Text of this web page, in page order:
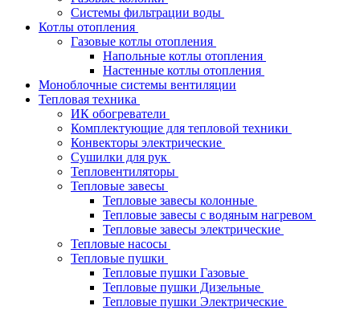
Системы фильтрации воды
Котлы отопления
Газовые котлы отопления
Напольные котлы отопления
Настенные котлы отопления
Моноблочные системы вентиляции
Тепловая техника
ИК обогреватели
Комплектующие для тепловой техники
Конвекторы электрические
Сушилки для рук
Тепловентиляторы
Тепловые завесы
Тепловые завесы колонные
Тепловые завесы с водяным нагревом
Тепловые завесы электрические
Тепловые насосы
Тепловые пушки
Тепловые пушки Газовые
Тепловые пушки Дизельные
Тепловые пушки Электрические